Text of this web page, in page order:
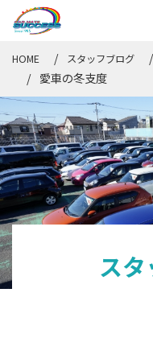
HOME スタッフブログ
愛車の冬支度
ス